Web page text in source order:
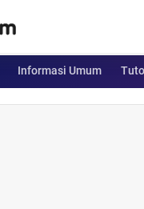
Informasi Umum